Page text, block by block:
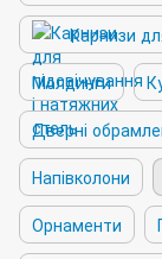
Карнизи
Молдинги
Дверні
Напівколони
Орнаменти